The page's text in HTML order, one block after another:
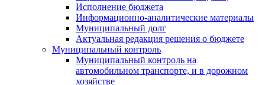
Исполнение бюджета
Информационно-аналитические материалы
Муниципальный долг
Актуальная редакция решения о бюджете
Муниципальный контроль
Муниципальный контроль на
автомобильном транспорте, и в дорожном
хозяйстве